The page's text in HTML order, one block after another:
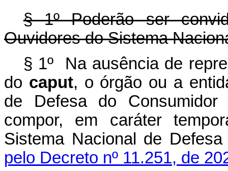
§ 1º Poderão ser
Ouvidores do Sistema
§ 1º Na ausência de
do caput, o órgão ou a
de Defesa do Consumidor
compor, em caráter
Sistema Nacional de
pelo Decreto nº 11.251, de